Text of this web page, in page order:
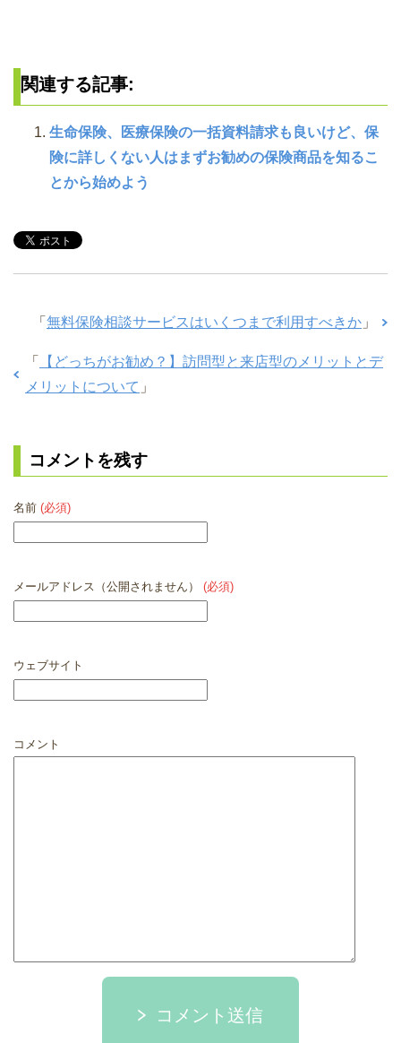
関連する記事:
生命保険、医療保険の一括資料請求も良いけど、保
険に詳しくない人はまずお勧めの保険商品を知るこ
とから始めよう
「 無料保険相談サービスはいくつまで利用すべきか 」
「
【どっちがお勧め？】訪問型と来店型のメリットとデ
メリットについて 」
コメントを残す
名前 (必須)
メールアドレス（公開されません） (必須)
ウェブサイト
コメント
コメント送信